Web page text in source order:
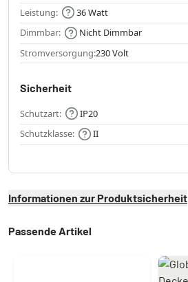
Leistung:
36 Watt
Dimmbar:
Nicht Dimmbar
Stromversorgung:230 Volt
Sicherheit
Schutzart:
IP20
Schutzklasse:
II
Informationen zur Produktsicherheit
Passende Artikel